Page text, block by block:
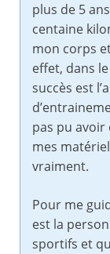
plus de 5
centaine
mon corps
effet, dans
succès est
pas pu avoir
mes
vraiment.
Pour me
est la
sportifs et